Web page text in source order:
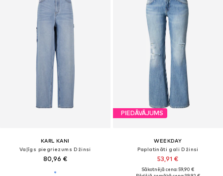
KARL KANI
Vaļīgs piegriezums Džinsi
80,96 €
PIEDĀVĀJUMS
WEEKDAY
Paplatināti gali Džinsi
53,91 €
Sākotnējā cena: 59,90 €